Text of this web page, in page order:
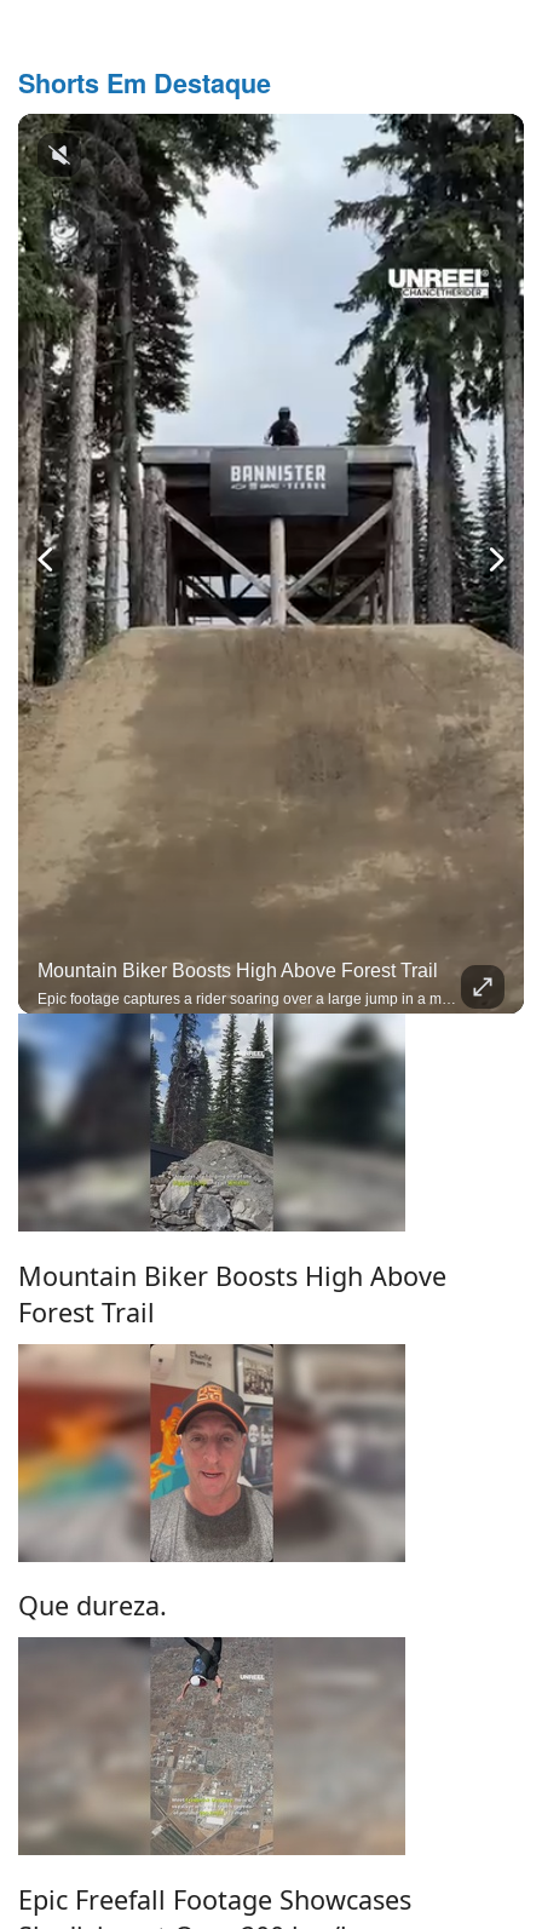
Shorts Em Destaque
Mountain Biker Boosts High Above Forest Trail
Epic footage captures a rider soaring over a large jump in a mountain bike park.
Mountain Biker Boosts High Above
Forest Trail
Que dureza.
Epic Freefall Footage Showcases